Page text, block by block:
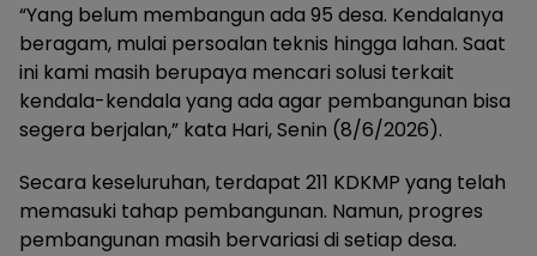
“Yang belum membangun ada 95 desa. Kendalanya
beragam, mulai persoalan teknis hingga lahan. Saat
ini kami masih berupaya mencari solusi terkait
kendala-kendala yang ada agar pembangunan bisa
segera berjalan,” kata Hari, Senin (8/6/2026).
Secara keseluruhan, terdapat 211 KDKMP yang telah
memasuki tahap pembangunan. Namun, progres
pembangunan masih bervariasi di setiap desa.